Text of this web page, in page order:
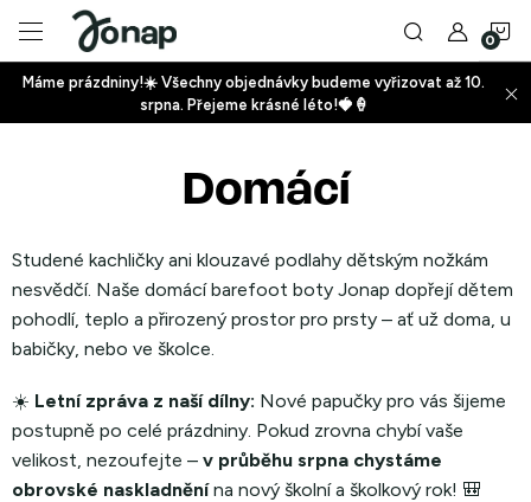
obsah
+
Máme prázdniny!☀️ Všechny objednávky budeme vyřizovat až 10.
srpna. Přejeme krásné léto!🍓🍦
Domácí
Studené kachličky ani klouzavé podlahy dětským nožkám
nesvědčí. Naše domácí barefoot boty Jonap dopřejí dětem
pohodlí, teplo a přirozený prostor pro prsty – ať už doma, u
babičky, nebo ve školce.
☀️ Letní zpráva z naší dílny: Nové papučky pro vás šijeme
postupně po celé prázdniny. Pokud zrovna chybí vaše
velikost, nezoufejte – v průběhu srpna chystáme
obrovské naskladněnína nový školní a školkový rok! 🎒